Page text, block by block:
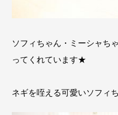
ソフィちゃん・ミーシャち
ってくれています★
ネギを咥える可愛いソフィ